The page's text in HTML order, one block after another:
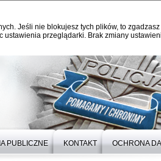
Jeśli nie blokujesz tych plików, to
przeglądarki. Brak zmiany
PUBLICZNE KONTAKT OCHRONA